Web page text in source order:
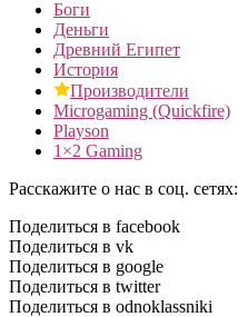
Боги
Деньги
Древний Египет
История
Производители
Microgaming (Quickfire)
Playson
1×2 Gaming
Расскажите о нас в соц. сетях:
Поделиться в facebook
Поделиться в vk
Поделиться в google
Поделиться в twitter
Поделиться в odnoklassniki